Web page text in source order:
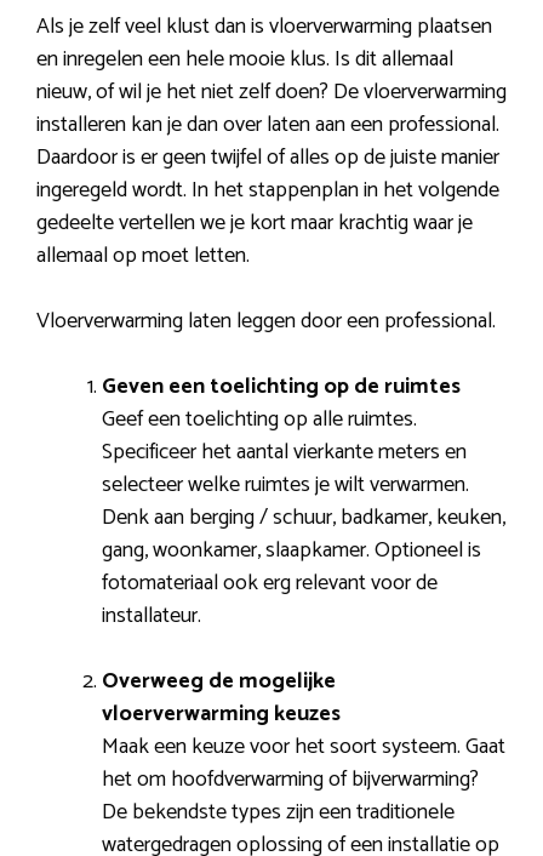
Als je zelf veel klust dan is vloerverwarming plaatsen
en inregelen een hele mooie klus. Is dit allemaal
nieuw, of wil je het niet zelf doen? De vloerverwarming
installeren kan je dan over laten aan een professional.
Daardoor is er geen twijfel of alles op de juiste manier
ingeregeld wordt. In het stappenplan in het volgende
gedeelte vertellen we je kort maar krachtig waar je
allemaal op moet letten.
Vloerverwarming laten leggen door een professional.
Geven een toelichting op de ruimtes
Geef een toelichting op alle ruimtes.
Specificeer het aantal vierkante meters en
selecteer welke ruimtes je wilt verwarmen.
Denk aan berging / schuur, badkamer, keuken,
gang, woonkamer, slaapkamer. Optioneel is
fotomateriaal ook erg relevant voor de
installateur.
Overweeg de mogelijke
vloerverwarming keuzes
Maak een keuze voor het soort systeem. Gaat
het om hoofdverwarming of bijverwarming?
De bekendste types zijn een traditionele
watergedragen oplossing of een installatie op